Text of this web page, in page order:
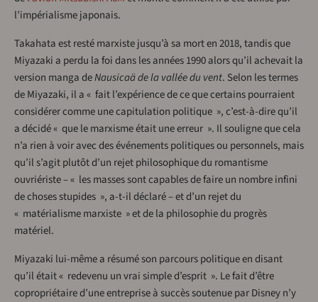
l’impérialisme japonais.
Takahata est resté marxiste jusqu’à sa mort en 2018, tandis que
Miyazaki a perdu la foi dans les années 1990 alors qu’il achevait la
version manga deNausicaä de la vallée du vent. Selon les termes
de Miyazaki, il a « fait l’expérience de ce que certains pourraient
considérer comme une capitulation politique », c’est-à-dire qu’il
a décidé « que le marxisme était une erreur ». Il souligne que cela
n’a rien à voir avec des événements politiques ou personnels, mais
qu’il s’agit plutôt d’un rejet philosophique du romantisme
ouvriériste – « les masses sont capables de faire un nombre infini
de choses stupides », a-t-il déclaré – et d’un rejet du
« matérialisme marxiste » et de la philosophie du progrès
matériel.
Miyazaki lui-même a résumé son parcours politique en disant
qu’il était « redevenu un vrai simple d’esprit ». Le fait d’être
copropriétaire d’une entreprise à succès soutenue par Disney n’y